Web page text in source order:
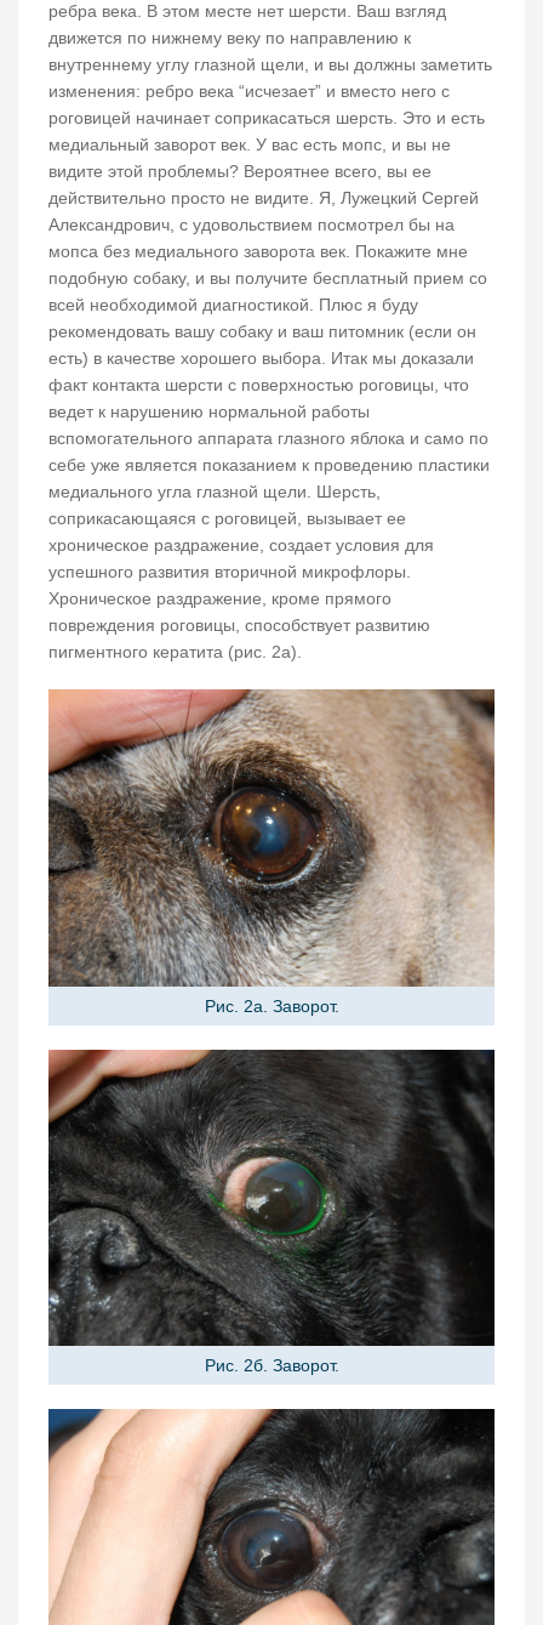
ребра века. В этом месте нет шерсти. Ваш взгляд
движется по нижнему веку по направлению к
внутреннему углу глазной щели, и вы должны заметить
изменения: ребро века “исчезает” и вместо него с
роговицей начинает соприкасаться шерсть. Это и есть
медиальный заворот век. У вас есть мопс, и вы не
видите этой проблемы? Вероятнее всего, вы ее
действительно просто не видите. Я, Лужецкий Сергей
Александрович, с удовольствием посмотрел бы на
мопса без медиального заворота век. Покажите мне
подобную собаку, и вы получите бесплатный прием со
всей необходимой диагностикой. Плюс я буду
рекомендовать вашу собаку и ваш питомник (если он
есть) в качестве хорошего выбора. Итак мы доказали
факт контакта шерсти с поверхностью роговицы, что
ведет к нарушению нормальной работы
вспомогательного аппарата глазного яблока и само по
себе уже является показанием к проведению пластики
медиального угла глазной щели. Шерсть,
соприкасающаяся с роговицей, вызывает ее
хроническое раздражение, создает условия для
успешного развития вторичной микрофлоры.
Хроническое раздражение, кроме прямого
повреждения роговицы, способствует развитию
пигментного кератита (рис. 2а).
Рис. 2а. Заворот.
Рис. 2б. Заворот.